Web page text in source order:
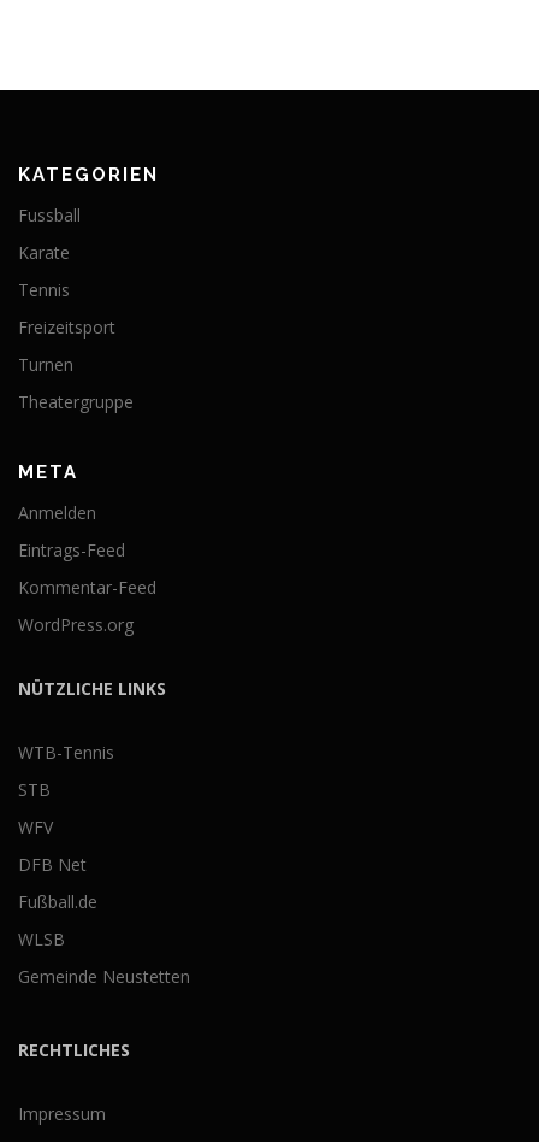
KATEGORIEN
Fussball
Karate
Tennis
Freizeitsport
Turnen
Theatergruppe
META
Anmelden
Eintrags-Feed
Kommentar-Feed
WordPress.org
NÜTZLICHE LINKS
WTB-Tennis
STB
WFV
DFB Net
Fußball.de
WLSB
Gemeinde Neustetten
RECHTLICHES
Impressum